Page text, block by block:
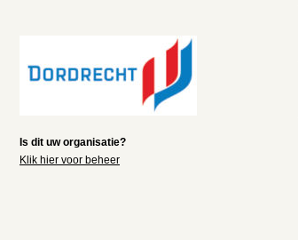
Is dit uw organisatie?
Klik hier voor beheer